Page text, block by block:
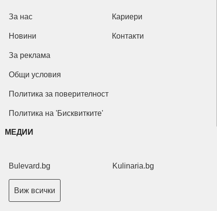
За нас Кариери
Новини Контакти
За реклама
Общи условия
Политика за поверителност
Политика на 'Бисквитките'
МЕДИИ
Bulevard.bg Kulinaria.bg
Виж всички